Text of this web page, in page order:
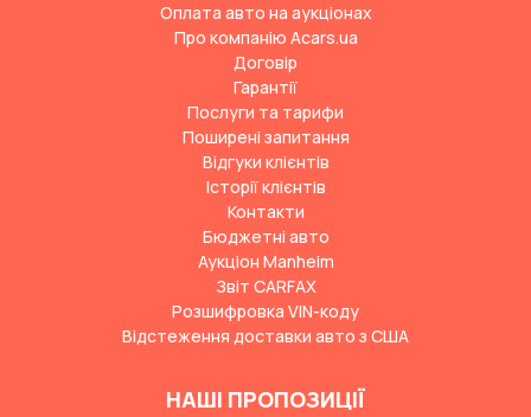
Оплата авто на аукціонах
Про компанію Acars.ua
Договір
Гарантії
Послуги та тарифи
Поширені запитання
Відгуки клієнтів
Історії клієнтів
Контакти
Бюджетні авто
Аукціон Manheim
Звіт CARFAX
Розшифровка VIN-коду
Відстеження доставки авто з США
НАШІ ПРОПОЗИЦІЇ